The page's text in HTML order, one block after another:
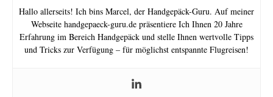
Hallo allerseits! Ich bins Marcel, der Handgepäck-Guru. Auf meiner
Webseite handgepaeck-guru.de präsentiere Ich Ihnen 20 Jahre
Erfahrung im Bereich Handgepäck und stelle Ihnen wertvolle Tipps
und Tricks zur Verfügung – für möglichst entspannte Flugreisen!